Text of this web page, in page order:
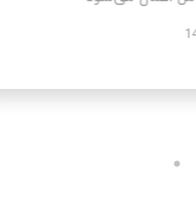
1405/